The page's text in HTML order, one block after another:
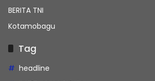
BERITA TNI
Kotamobagu
Tag
headline